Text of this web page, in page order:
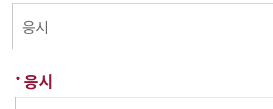
응시
응시